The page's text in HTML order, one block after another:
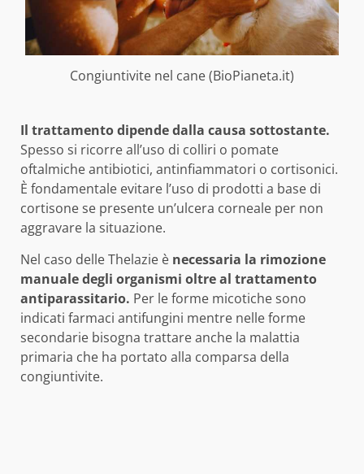
Congiuntivite nel cane (BioPianeta.it)
Il trattamento dipende dalla causa sottostante.
Spesso si ricorre all’uso di colliri o pomate
oftalmiche antibiotici, antinfiammatori o cortisonici.
È fondamentale evitare l’uso di prodotti a base di
cortisone se presente un’ulcera corneale per non
aggravare la situazione.
Nel caso delle Thelazie è necessaria la rimozione
manuale degli organismi oltre al trattamento
antiparassitario. Per le forme micotiche sono
indicati farmaci antifungini mentre nelle forme
secondarie bisogna trattare anche la malattia
primaria che ha portato alla comparsa della
congiuntivite.